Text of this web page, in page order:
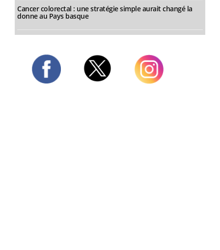
Cancer colorectal : une stratégie simple aurait changé la
donne au Pays basque